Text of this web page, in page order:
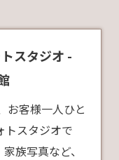
スタジオ -
客様一人ひと
トスタジオで
族写真など、